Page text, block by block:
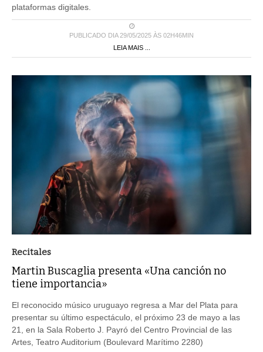
plataformas digitales.
PUBLICADO DIA 29/05/2025 ÀS 02H46MIN
LEIA MAIS ...
Recitales
Martin Buscaglia presenta «Una canción no
tiene importancia»
El reconocido músico uruguayo regresa a Mar del Plata para
presentar su último espectáculo, el próximo 23 de mayo a las
21, en la Sala Roberto J. Payró del Centro Provincial de las
Artes, Teatro Auditorium (Boulevard Marítimo 2280)